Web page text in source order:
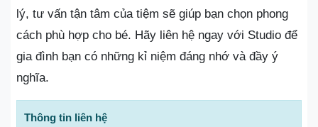
lý, tư vấn tận tâm của tiệm sẽ giúp bạn chọn phong
cách phù hợp cho bé. Hãy liên hệ ngay với Studio để
gia đình bạn có những kỉ niệm đáng nhớ và đầy ý
nghĩa.
Thông tin liên hệ